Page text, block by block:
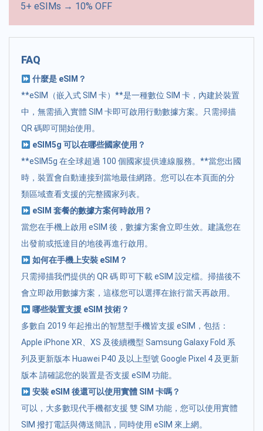
5+ eSIMs → 10% OFF
FAQ
什麼是 eSIM？
**eSIM（嵌入式 SIM 卡）**是一種數位 SIM 卡，內建於裝置
中，無需插入實體 SIM 卡即可啟用行動數據方案。只需掃描
QR 碼即可開始使用。
eSIM5g 可以在哪些國家使用？
**eSIM5g 在全球超過 100 個國家提供連線服務。**當您出國
時，裝置會自動連接到當地最佳網路。您可以在本頁面的分
類區域查看支援的完整國家列表。
eSIM 套餐的數據方案何時啟用？
當您在手機上啟用 eSIM 後，數據方案會立即生效。建議您在
出發前或抵達目的地後再進行啟用。
如何在手機上安裝 eSIM？
只需掃描我們提供的 QR 碼 即可下載 eSIM 設定檔。掃描後不
會立即啟用數據方案，這樣您可以選擇在旅行當天再啟用。
哪些裝置支援 eSIM 技術？
多數自 2019 年起推出的智慧型手機皆支援 eSIM，包括：
Apple iPhone XR、XS 及後續機型 Samsung Galaxy Fold 系
列及更新版本 Huawei P40 及以上型號 Google Pixel 4 及更新
版本 請確認您的裝置是否支援 eSIM 功能。
安裝 eSIM 後還可以使用實體 SIM 卡嗎？
可以，大多數現代手機都支援 雙 SIM 功能，您可以使用實體
SIM 撥打電話與傳送簡訊，同時使用 eSIM 來上網。